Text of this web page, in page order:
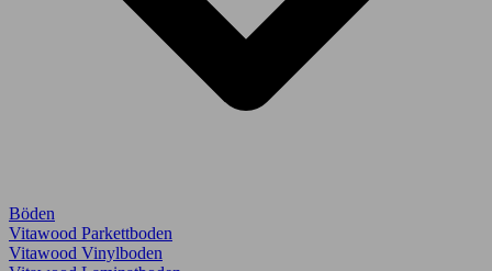
Böden
Vitawood Parkettboden
Vitawood Vinylboden